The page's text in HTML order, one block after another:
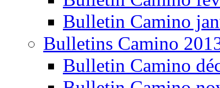
Bulletin Camino
Bulletins Camino
Bulletin Camino